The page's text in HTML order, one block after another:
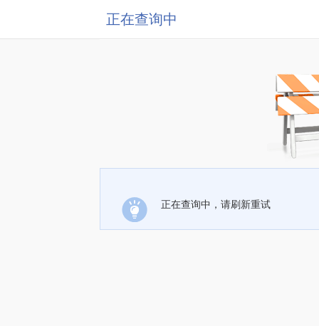
正在查询中
正在查询中，请刷新重试